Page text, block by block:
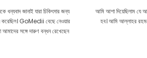
জানাই যারা চিকিৎসার জন্য
করেছিল। GoMedii বেছে নেওয়ার
আমাদের সঙ্গে দারুণ বন্ধন রেখেছেন
আমি আশা দিয়েছিলাম যে
হব। আমি আল্লাহর